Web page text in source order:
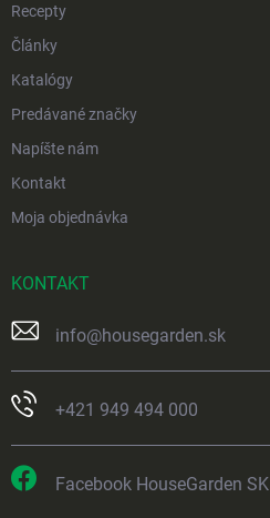
Recepty
Články
Katalógy
Predávané značky
Napíšte nám
Kontakt
Moja objednávka
KONTAKT
info@housegarden.sk
+421 949 494 000
Facebook HouseGarden SK